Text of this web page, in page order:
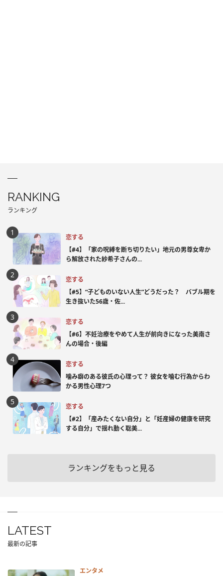
RANKING
ランキング
恋する
【#4】「家の呪縛を断ち切りたい」地元の男尊女卑か
ら解放された紗希子さんの...
恋する
【#5】“子どものいない人生”どうだった？ バブル期を
生き抜いた56歳・佐...
恋する
【#6】不妊治療をやめて人生が前向きになった美南さ
んの場合・後編
恋する
噛み癖のある彼氏の心理って？ 彼女を噛む行為からわ
かる男性心理7つ
恋する
【#2】「産みたくない自分」と「妊産婦の健康を研究
する自分」で揺れ動く聡美...
ランキングをもっと見る
LATEST
最新の記事
エンタメ